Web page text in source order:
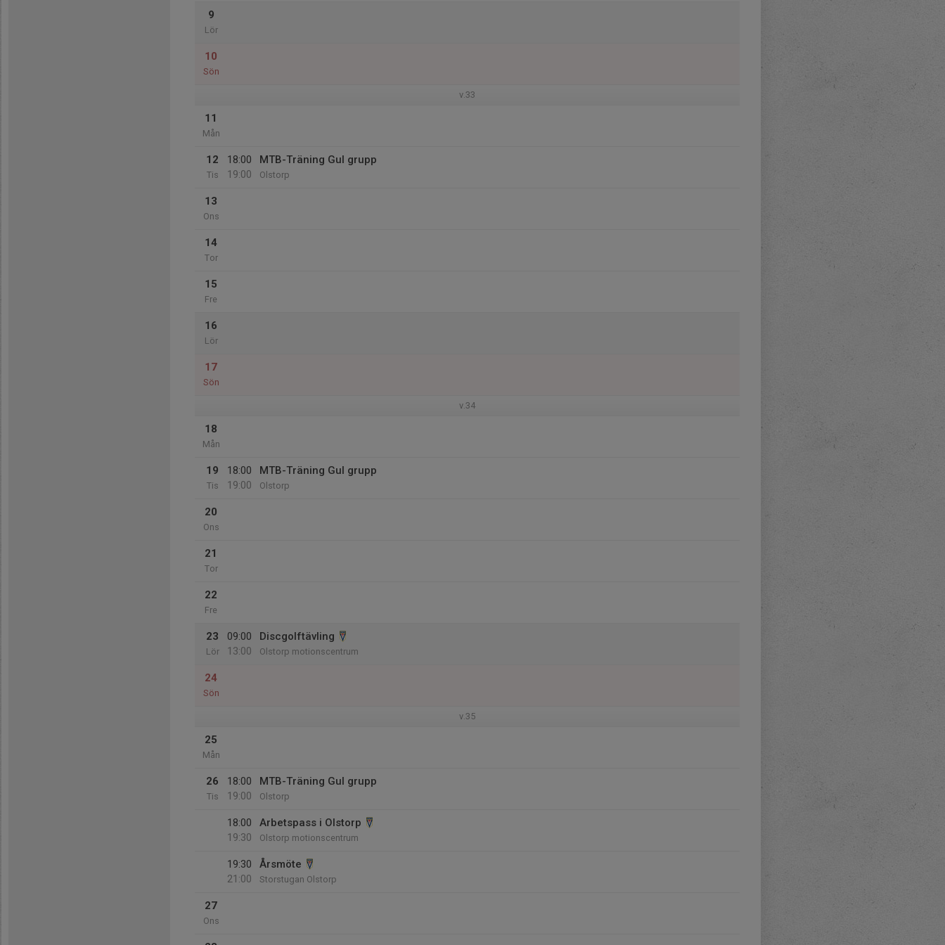
9
Lör
10
Sön
v.33
11
Mån
12
Tis
18:00
19:00
MTB-Träning Gul grupp
Olstorp
13
Ons
14
Tor
15
Fre
16
Lör
17
Sön
v.34
18
Mån
19
Tis
18:00
19:00
MTB-Träning Gul grupp
Olstorp
20
Ons
21
Tor
22
Fre
23
Lör
09:00
13:00
Discgolftävling
Olstorp motionscentrum
24
Sön
v.35
25
Mån
26
Tis
18:00
19:00
MTB-Träning Gul grupp
Olstorp
18:00
19:30
Arbetspass i Olstorp
Olstorp motionscentrum
19:30
21:00
Årsmöte
Storstugan Olstorp
27
Ons